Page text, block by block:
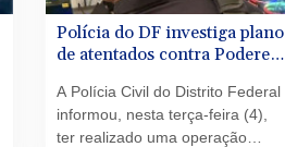
Polícia do DF investiga plano
de atentados contra Poderes
A Polícia Civil do Distrito Federal
informou, nesta terça-feira (4),
ter realizado uma operação